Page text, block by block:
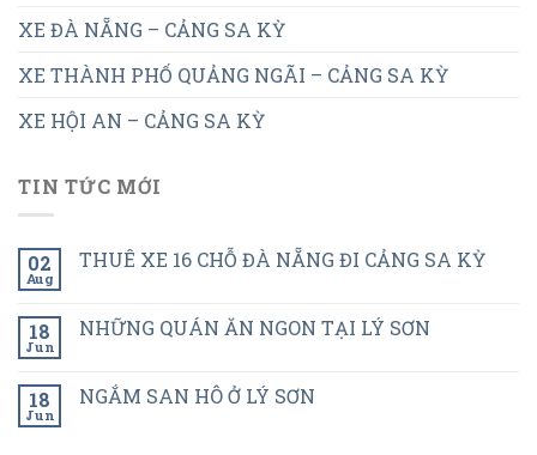
XE ĐÀ NẴNG – CẢNG SA KỲ
XE THÀNH PHỐ QUẢNG NGÃI – CẢNG SA KỲ
XE HỘI AN – CẢNG SA KỲ
TIN TỨC MỚI
02
Aug
THUÊ XE 16 CHỖ ĐÀ NẴNG ĐI CẢNG SA KỲ
18
Jun
NHỮNG QUÁN ĂN NGON TẠI LÝ SƠN
18
Jun
NGẮM SAN HÔ Ở LÝ SƠN